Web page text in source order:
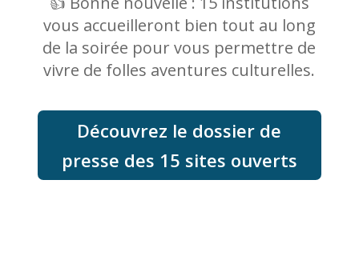
vous accueilleront bien tout au long
de la soirée pour vous permettre de
vivre de folles aventures culturelles.
Découvrez le dossier de
presse des 15 sites ouverts